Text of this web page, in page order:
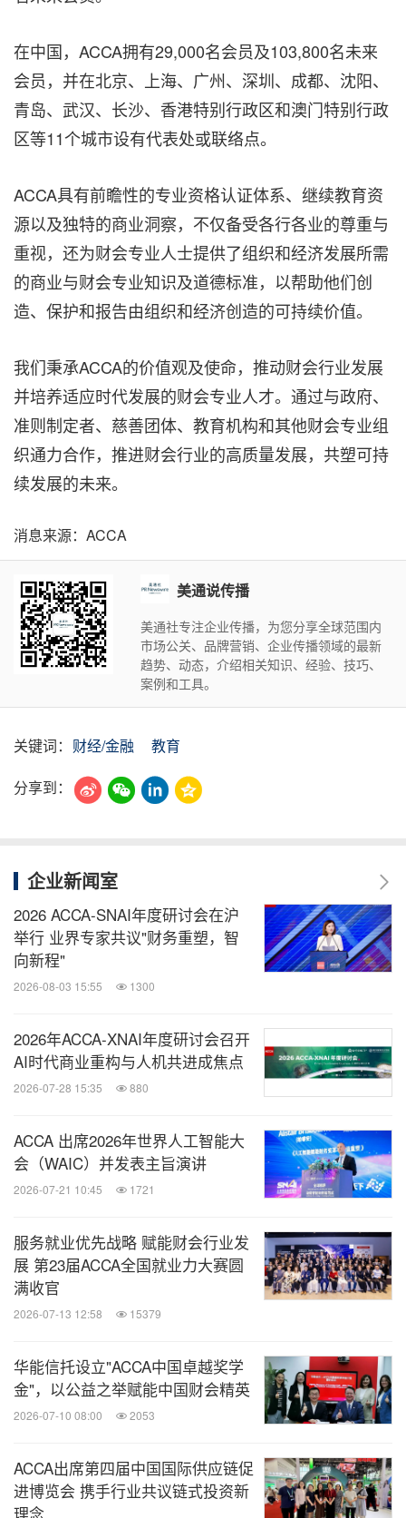
在中国，ACCA拥有29,000名会员及103,800名未来
会员，并在北京、上海、广州、深圳、成都、沈阳、
青岛、武汉、长沙、香港特别行政区和澳门特别行政
区等11个城市设有代表处或联络点。
ACCA具有前瞻性的专业资格认证体系、继续教育资
源以及独特的商业洞察，不仅备受各行各业的尊重与
重视，还为财会专业人士提供了组织和经济发展所需
的商业与财会专业知识及道德标准，以帮助他们创
造、保护和报告由组织和经济创造的可持续价值。
我们秉承ACCA的价值观及使命，推动财会行业发展
并培养适应时代发展的财会专业人才。通过与政府、
准则制定者、慈善团体、教育机构和其他财会专业组
织通力合作，推进财会行业的高质量发展，共塑可持
续发展的未来。
消息来源：ACCA
美通说传播
美通社专注企业传播，为您分享全球范围内
市场公关、品牌营销、企业传播领域的最新
趋势、动态，介绍相关知识、经验、技巧、
案例和工具。
关键词： 财经/金融
教育
分享到：
企业新闻室
2026 ACCA-SNAI年度研讨会在沪
举行 业界专家共议"财务重塑，智
向新程"
2026-08-03 15:55 1300
2026年ACCA-XNAI年度研讨会召开
AI时代商业重构与人机共进成焦点
2026-07-28 15:35 880
ACCA 出席2026年世界人工智能大
会（WAIC）并发表主旨演讲
2026-07-21 10:45 1721
服务就业优先战略 赋能财会行业发
展 第23届ACCA全国就业力大赛圆
满收官
2026-07-13 12:58 15379
华能信托设立"ACCA中国卓越奖学
金"，以公益之举赋能中国财会精英
2026-07-10 08:00 2053
ACCA出席第四届中国国际供应链促
进博览会 携手行业共议链式投资新
理念